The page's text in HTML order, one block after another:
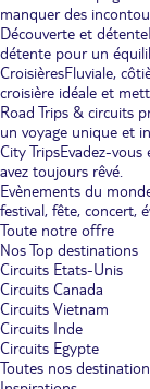
manquer des
Découverte et détente
détente pour un
CroisièresFluviale,
croisière idéale et
Road Trips & circuits
un voyage unique et
City TripsEvadez-
avez toujours rêvé.
Evènements du
festival, fête, concert,
Toute notre offre
Nos Top destinations
Circuits Etats-Unis
Circuits Canada
Circuits Vietnam
Circuits Inde
Circuits Egypte
Toutes nos